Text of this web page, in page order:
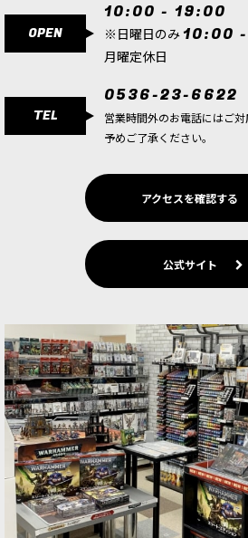
OPEN
10:00 - 19:00
※日曜日のみ 10:00
月曜定休日
TEL
0536-23-6622
営業時間外のお電話にはご対
予めご了承ください。
アクセスを確認する
公式サイト